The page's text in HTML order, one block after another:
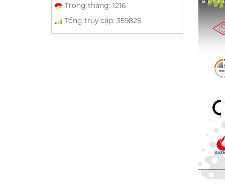
Trong tháng: 1216
Tổng truy cập: 359825